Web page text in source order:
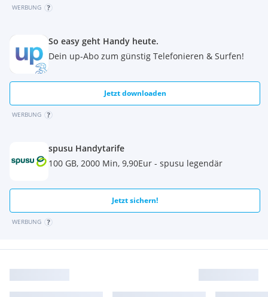
WERBUNG
So easy geht Handy heute.
Dein up-Abo zum günstig Telefonieren & Surfen!
Jetzt downloaden
WERBUNG
spusu Handytarife
100 GB, 2000 Min, 9,90Eur - spusu legendär
Jetzt sichern!
WERBUNG